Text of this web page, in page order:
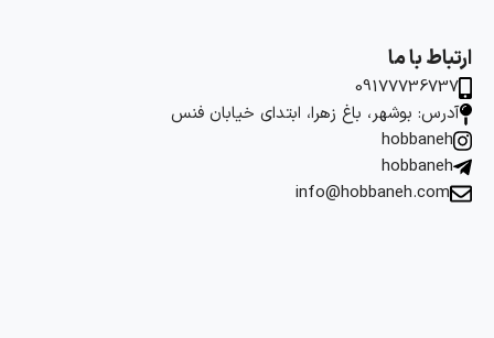
ارتباط با ما
09177736737
آدرس: بوشهر، باغ زهرا، ابتدای خیابان فنس
hobbaneh
hobbaneh
info@hobbaneh.com